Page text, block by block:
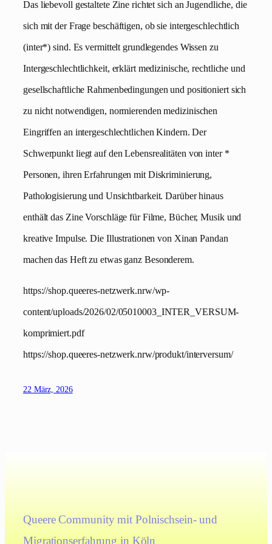
Das liebevoll gestaltete Zine richtet sich an Jugendliche, die
sich mit der Frage beschäftigen, ob sie intergeschlechtlich
(inter*) sind. Es vermittelt grundlegendes Wissen zu
Intergeschlechtlichkeit, erklärt medizinische, rechtliche und
gesellschaftliche Rahmenbedingungen und positioniert sich
zu nicht notwendigen, normierenden medizinischen
Eingriffen an intergeschlechtlichen Kindern. Der
Schwerpunkt liegt auf den Lebensrealitäten von inter *
Personen, ihren Erfahrungen mit Diskriminierung,
Pathologisierung und Unsichtbarkeit. Darüber hinaus
enthält das Zine Vorschläge für Filme, Bücher, Musik und
kreative Impulse. Die Illustrationen von Xinan Pandan
machen das Heft zu etwas ganz Besonderem.
https://shop.queeres-netzwerk.nrw/wp-
content/uploads/2026/02/05010003_INTER_VERSUM-
komprimiert.pdf
https://shop.queeres-netzwerk.nrw/produkt/interversum/
22 März, 2026
Queere Community mit Polnischsein- und
Migrationserfahrung in Köln